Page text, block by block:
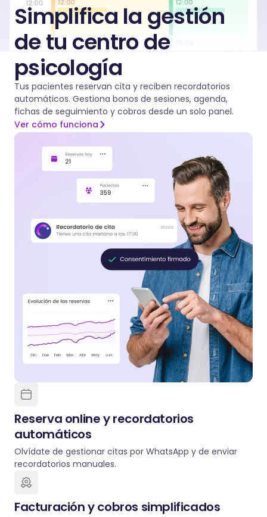
Simplifica la gestión
de tu centro de
psicología
Tus pacientes reservan cita y reciben recordatorios
automáticos. Gestiona bonos de sesiones, agenda,
fichas de seguimiento y cobros desde un solo panel.
Ver cómo funciona
Reserva online y recordatorios
automáticos
Olvídate de gestionar citas por WhatsApp y de enviar
recordatorios manuales.
Facturación y cobros simplificados